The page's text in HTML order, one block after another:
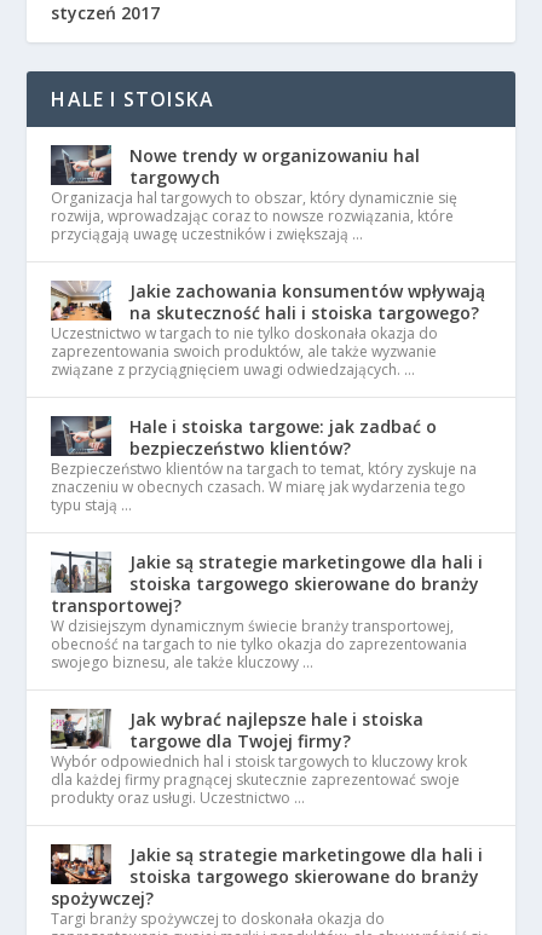
styczeń 2017
HALE I STOISKA
Nowe trendy w organizowaniu hal
targowych
Organizacja hal targowych to obszar, który dynamicznie się
rozwija, wprowadzając coraz to nowsze rozwiązania, które
przyciągają uwagę uczestników i zwiększają …
Jakie zachowania konsumentów wpływają
na skuteczność hali i stoiska targowego?
Uczestnictwo w targach to nie tylko doskonała okazja do
zaprezentowania swoich produktów, ale także wyzwanie
związane z przyciągnięciem uwagi odwiedzających. …
Hale i stoiska targowe: jak zadbać o
bezpieczeństwo klientów?
Bezpieczeństwo klientów na targach to temat, który zyskuje na
znaczeniu w obecnych czasach. W miarę jak wydarzenia tego
typu stają …
Jakie są strategie marketingowe dla hali i
stoiska targowego skierowane do branży
transportowej?
W dzisiejszym dynamicznym świecie branży transportowej,
obecność na targach to nie tylko okazja do zaprezentowania
swojego biznesu, ale także kluczowy …
Jak wybrać najlepsze hale i stoiska
targowe dla Twojej firmy?
Wybór odpowiednich hal i stoisk targowych to kluczowy krok
dla każdej firmy pragnącej skutecznie zaprezentować swoje
produkty oraz usługi. Uczestnictwo …
Jakie są strategie marketingowe dla hali i
stoiska targowego skierowane do branży
spożywczej?
Targi branży spożywczej to doskonała okazja do